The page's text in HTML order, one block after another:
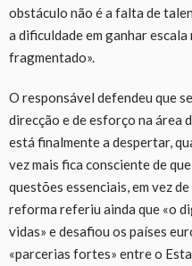
obstáculo não é a falta de
a dificuldade em ganhar
fragmentado».
O responsável defendeu que
direcção e de esforço na área
está finalmente a despertar,
vez mais fica consciente de
questões essenciais, em vez
reforma referiu ainda que «o
vidas» e desafiou os países
«parcerias fortes» entre o